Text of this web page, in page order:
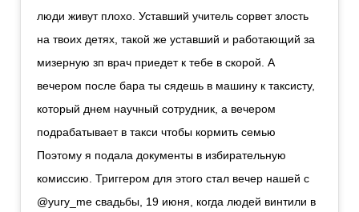
люди живут плохо. Уставший учитель сорвет злость
на твоих детях, такой же уставший и работающий за
мизерную зп врач приедет к тебе в скорой. А
вечером после бара ты сядешь в машину к таксисту,
который днем научный сотрудник, а вечером
подрабатывает в такси чтобы кормить семью
Поэтому я подала документы в избирательную
комиссию. Триггером для этого стал вечер нашей с
@yury_me свадьбы, 19 июня, когда людей винтили в